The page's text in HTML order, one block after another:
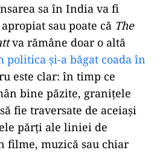
sa în India va fi
sau poate că The
va rămâne doar o altă
politica și-a băgat coada în
este clar: în timp ce
bine păzite, granițele
fie traversate de aceiași
părți ale liniei de
filme, muzică sau chiar